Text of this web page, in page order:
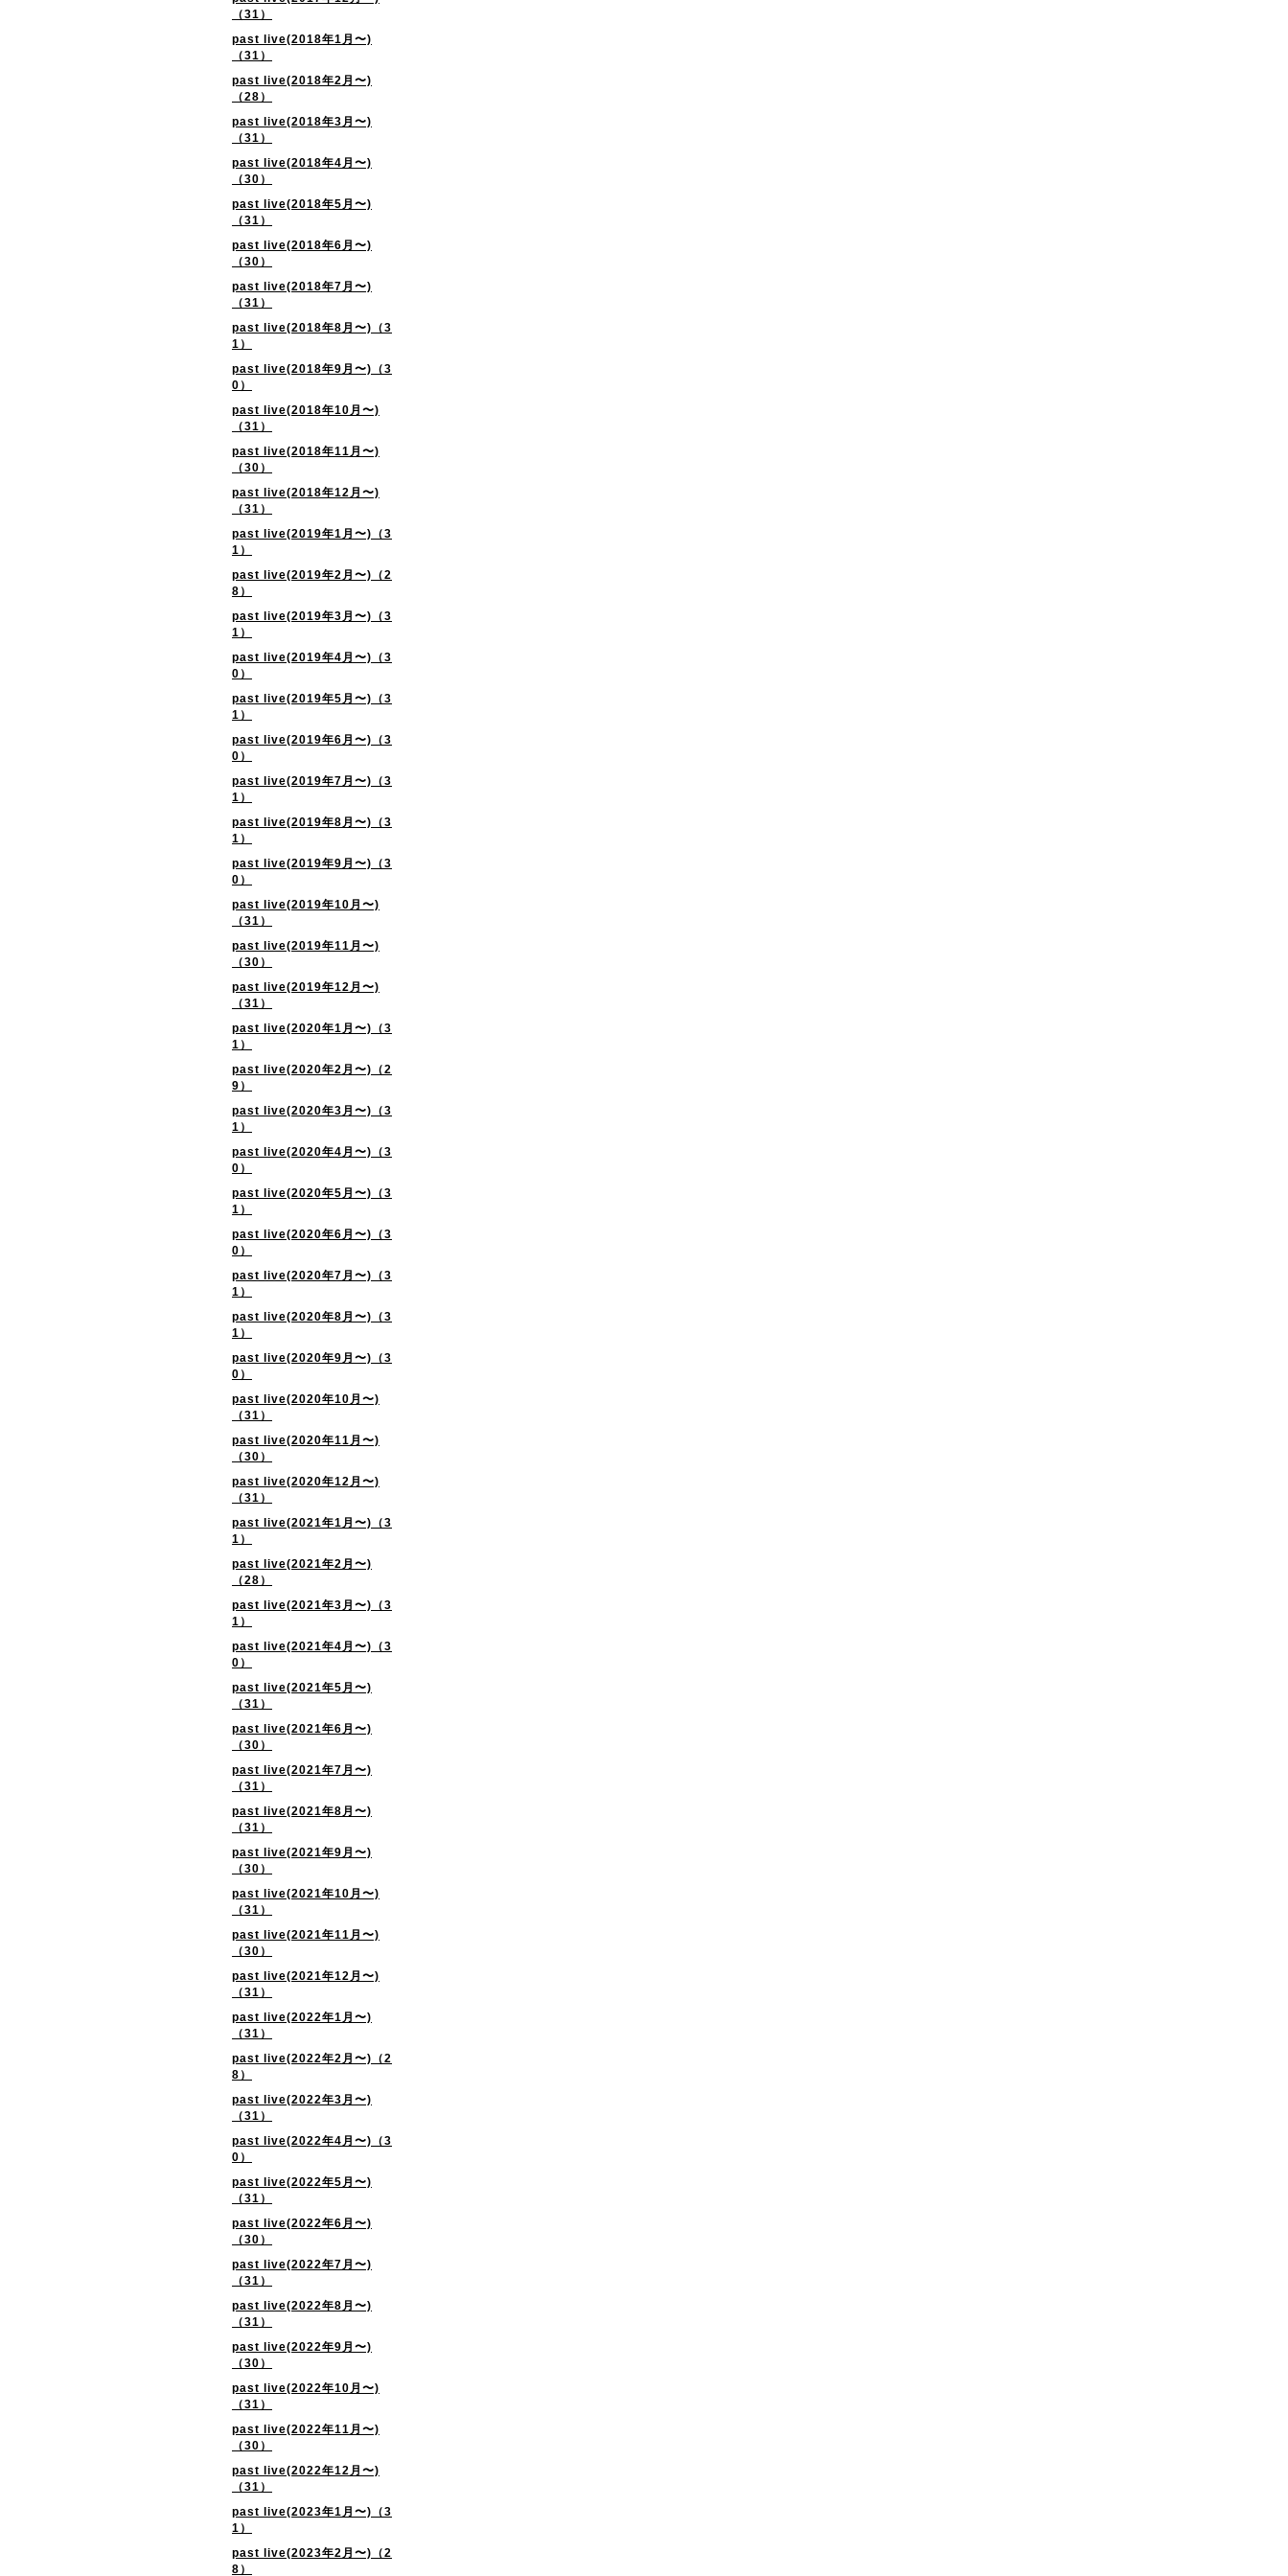
（31）
past live(2018年1月〜)
（31）
past live(2018年2月〜)
（28）
past live(2018年3月〜)
（31）
past live(2018年4月〜)
（30）
past live(2018年5月〜)
（31）
past live(2018年6月〜)
（30）
past live(2018年7月〜)
（31）
past live(2018年8月〜)（3
1）
past live(2018年9月〜)（3
0）
past live(2018年10月〜)
（31）
past live(2018年11月〜)
（30）
past live(2018年12月〜)
（31）
past live(2019年1月〜)（3
1）
past live(2019年2月〜)（2
8）
past live(2019年3月〜)（3
1）
past live(2019年4月〜)（3
0）
past live(2019年5月〜)（3
1）
past live(2019年6月〜)（3
0）
past live(2019年7月〜)（3
1）
past live(2019年8月〜)（3
1）
past live(2019年9月〜)（3
0）
past live(2019年10月〜)
（31）
past live(2019年11月〜)
（30）
past live(2019年12月〜)
（31）
past live(2020年1月〜)（3
1）
past live(2020年2月〜)（2
9）
past live(2020年3月〜)（3
1）
past live(2020年4月〜)（3
0）
past live(2020年5月〜)（3
1）
past live(2020年6月〜)（3
0）
past live(2020年7月〜)（3
1）
past live(2020年8月〜)（3
1）
past live(2020年9月〜)（3
0）
past live(2020年10月〜)
（31）
past live(2020年11月〜)
（30）
past live(2020年12月〜)
（31）
past live(2021年1月〜)（3
1）
past live(2021年2月〜)
（28）
past live(2021年3月〜)（3
1）
past live(2021年4月〜)（3
0）
past live(2021年5月〜)
（31）
past live(2021年6月〜)
（30）
past live(2021年7月〜)
（31）
past live(2021年8月〜)
（31）
past live(2021年9月〜)
（30）
past live(2021年10月〜)
（31）
past live(2021年11月〜)
（30）
past live(2021年12月〜)
（31）
past live(2022年1月〜)
（31）
past live(2022年2月〜)（2
8）
past live(2022年3月〜)
（31）
past live(2022年4月〜)（3
0）
past live(2022年5月〜)
（31）
past live(2022年6月〜)
（30）
past live(2022年7月〜)
（31）
past live(2022年8月〜)
（31）
past live(2022年9月〜)
（30）
past live(2022年10月〜)
（31）
past live(2022年11月〜)
（30）
past live(2022年12月〜)
（31）
past live(2023年1月〜)（3
1）
past live(2023年2月〜)（2
8）